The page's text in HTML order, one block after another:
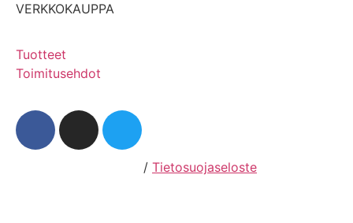
VERKKOKAUPPA
Tuotteet
Toimitusehdot
/ Tietosuojaseloste